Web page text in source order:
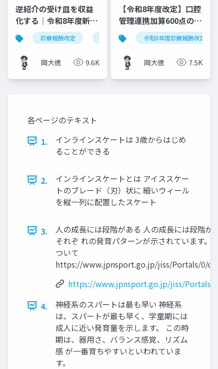
逆紹介の受け皿を収益
化する｜令和8年度新設
「特定機能病院等紹介
患者受入加算」完全実
践ガイド
診療報酬改定 特定機能病院等紹介患者受入加算
岡大徳 9.6K
【令和8年度改定】口腔
管理連携加算600点の算
定要件・施設基準まと
め
令和8年度診療報酬改定
岡大徳 7.5K
各ページのテキスト
1.
インラインスケートは 3歳からはじめ
ることができる
2.
インラインスケートとは アイススケー
トのブレード（刃）状に 細いウィール
を縦一列に配置したスケート
3.
人の成長には段階がある 人の成長には段階
それぞ れの発育パターンが示されています
ついて
https://www.jpnsport.go.jp/jiss/Portals/0/
https://www.jpnsport.go.jp/jiss/Portals/
4.
神経系のスパートは最も早い 神経系
は、スパートが最も早く、学童期には
成人に近い発育量を示します。 この時
期は、器用さ、バランス感覚、リズム
感 が一番育ちやすいといわれていま
す。